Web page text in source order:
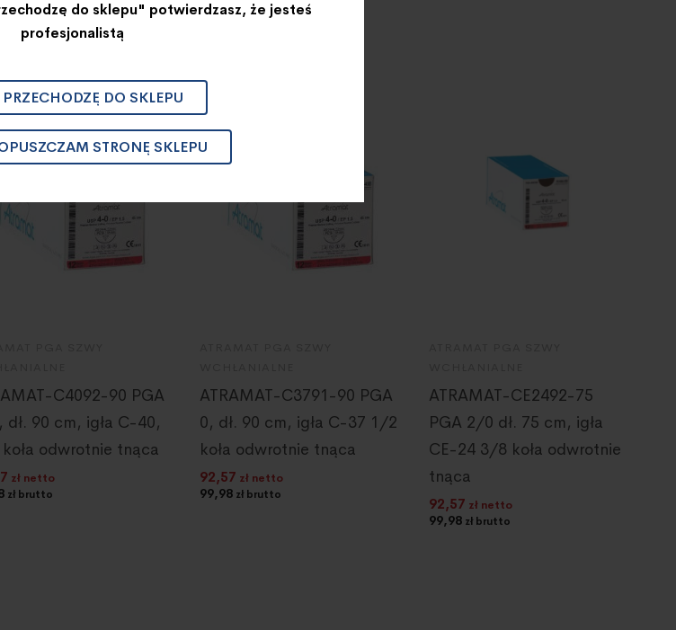
do sklepu" potwierdzasz, że jesteś
profesjonalistą
DO SKLEPU
STRONĘ SKLEPU
C4092-90 PGA
90 cm, igła C-40,
odwrotnie tnąca
zł netto
zł brutto
ATRAMAT-C3791-90 PGA
0, dł. 90 cm, igła C-37 1/2
koła odwrotnie tnąca
92,57 zł netto
99,98 zł brutto
ATRAMAT-CE2492-75
PGA 2/0 dł. 75 cm, igła
CE-24 3/8 koła odwrotnie
tnąca
92,57 zł netto
99,98 zł brutto